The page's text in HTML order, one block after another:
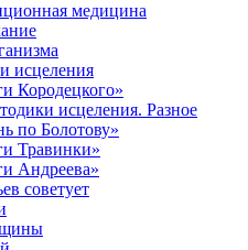
медицина
исцеления
Кородецкого»
исцеления. Разное
по Болотову»
Травинки»
Андреева»
советует